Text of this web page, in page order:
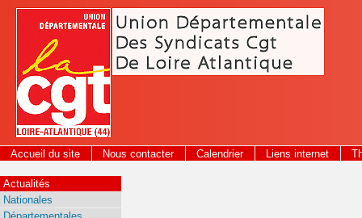
Panneau de gestion des cookies
Accueil du site Nous contacter Calendrier Liens internet
2026
Actualités
Nationales